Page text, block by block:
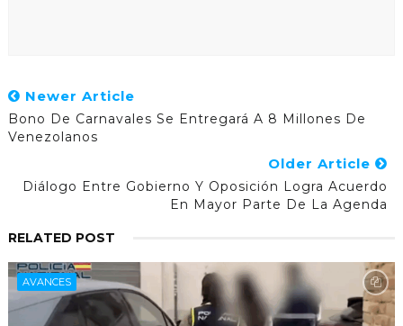
Newer Article
Bono De Carnavales Se Entregará A 8 Millones De
Venezolanos
Older Article
Diálogo Entre Gobierno Y Oposición Logra Acuerdo
En Mayor Parte De La Agenda
RELATED POST
AVANCES